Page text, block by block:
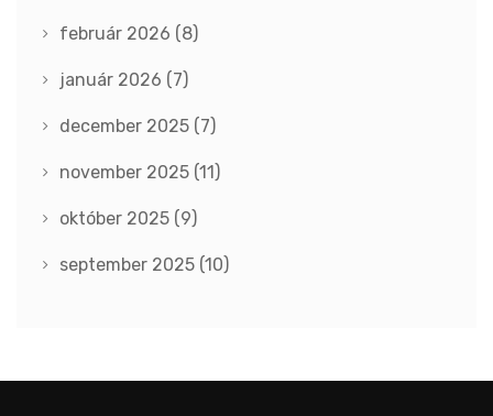
február 2026 (8)
január 2026 (7)
december 2025 (7)
november 2025 (11)
október 2025 (9)
september 2025 (10)